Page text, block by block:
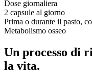
Dose giornaliera
2 capsule al giorno
Prima o durante il pasto,
Metabolismo osseo
Un processo di
la vita.